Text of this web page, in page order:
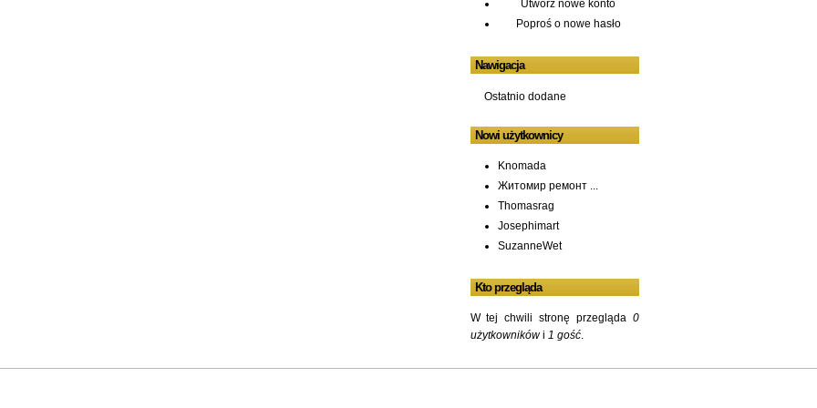
Utwórz nowe konto
Poproś o nowe hasło
Nawigacja
Ostatnio dodane
Nowi użytkownicy
Knomada
Житомир ремонт ...
Thomasrag
Josephimart
SuzanneWet
Kto przegląda
W tej chwili stronę przegląda 0
użytkownikówi 1 gość.